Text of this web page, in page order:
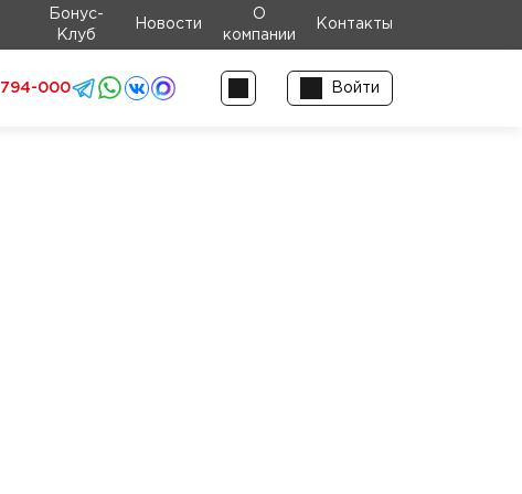
Бонус-
Клуб
Новости
О
компании
Контакты
794-000 Войти